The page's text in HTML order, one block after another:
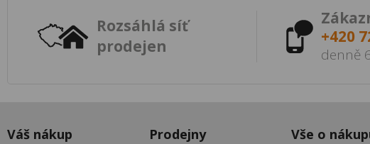
Rozsáhlá síť
prodejen
+420
denně
Váš nákup Prodejny Vše o